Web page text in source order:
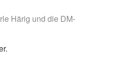
Härig und die DM-